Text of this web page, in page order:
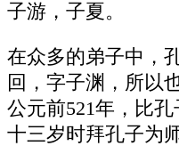
子游，子夏。
在众多的弟子中，
回，字子渊，所以
公元前521年，比
十三岁时拜孔子为